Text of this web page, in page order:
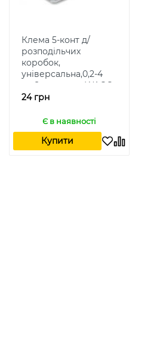
Клема 5-конт д/
розподільчих
коробок,
універсальна,0,2-4
мм2, прозора, WAGO
24 грн
Є в наявності
Купити